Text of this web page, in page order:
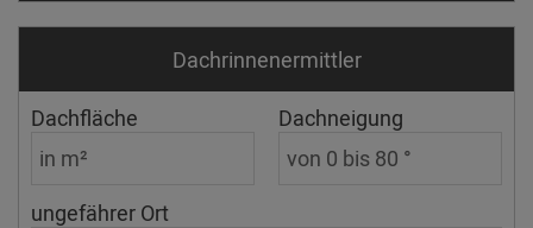
Dachrinnen­ermittler
Dachfläche Dachneigung
ungefährer Ort